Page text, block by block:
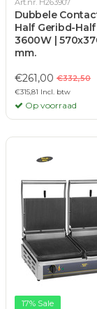
Art.nr. H263907
Dubbele
Half Geribd-Half
3600W |
mm.
€261,00 €332,50
€315,81 Incl. btw
Op voorraad
17% Sale